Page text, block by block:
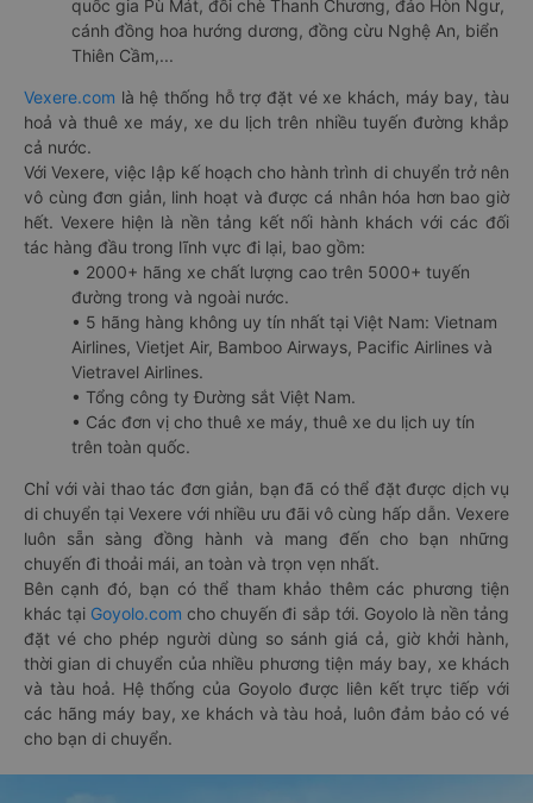
quốc gia Pù Mát, đồi chè Thanh Chương, đảo Hòn Ngư,
cánh đồng hoa hướng dương, đồng cừu Nghệ An, biển
Thiên Cầm,...
Vexere.com là hệ thống hỗ trợ đặt vé xe khách, máy bay, tàu
hoả và thuê xe máy, xe du lịch trên nhiều tuyến đường khắp
cả nước.
Với Vexere, việc lập kế hoạch cho hành trình di chuyển trở nên
vô cùng đơn giản, linh hoạt và được cá nhân hóa hơn bao giờ
hết. Vexere hiện là nền tảng kết nối hành khách với các đối
tác hàng đầu trong lĩnh vực đi lại, bao gồm:
• 2000+ hãng xe chất lượng cao trên 5000+ tuyến
đường trong và ngoài nước.
• 5 hãng hàng không uy tín nhất tại Việt Nam: Vietnam
Airlines, Vietjet Air, Bamboo Airways, Pacific Airlines và
Vietravel Airlines.
• Tổng công ty Đường sắt Việt Nam.
• Các đơn vị cho thuê xe máy, thuê xe du lịch uy tín
trên toàn quốc.
Chỉ với vài thao tác đơn giản, bạn đã có thể đặt được dịch vụ
di chuyển tại Vexere với nhiều ưu đãi vô cùng hấp dẫn. Vexere
luôn sẵn sàng đồng hành và mang đến cho bạn những
chuyến đi thoải mái, an toàn và trọn vẹn nhất.
Bên cạnh đó, bạn có thể tham khảo thêm các phương tiện
khác tại Goyolo.com cho chuyến đi sắp tới. Goyolo là nền tảng
đặt vé cho phép người dùng so sánh giá cả, giờ khởi hành,
thời gian di chuyển của nhiều phương tiện máy bay, xe khách
và tàu hoả. Hệ thống của Goyolo được liên kết trực tiếp với
các hãng máy bay, xe khách và tàu hoả, luôn đảm bảo có vé
cho bạn di chuyển.